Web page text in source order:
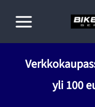
sisältöön
yli 100